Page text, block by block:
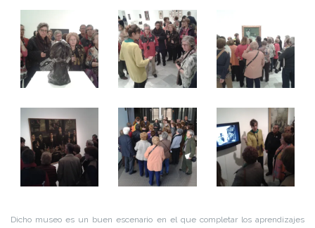
Dicho museo es un buen escenario en el que completar los aprendizajes